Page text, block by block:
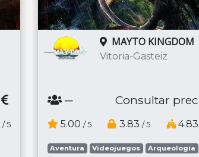
/ 5
MAYTO KINGDOM
Vitoria-Gasteiz
─ Consultar
5.00 / 5 3.83 / 5 4.83
Aventura Videojuegos
Arqueología